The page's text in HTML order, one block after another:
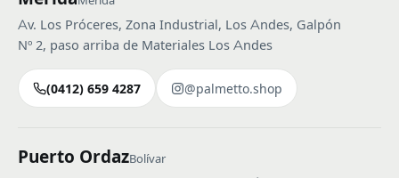
Av. Los Próceres, Zona Industrial, Los Andes, Galpón
Nº 2, paso arriba de Materiales Los Andes
(0412) 659 4287 @palmetto.shop
Puerto OrdazBolívar